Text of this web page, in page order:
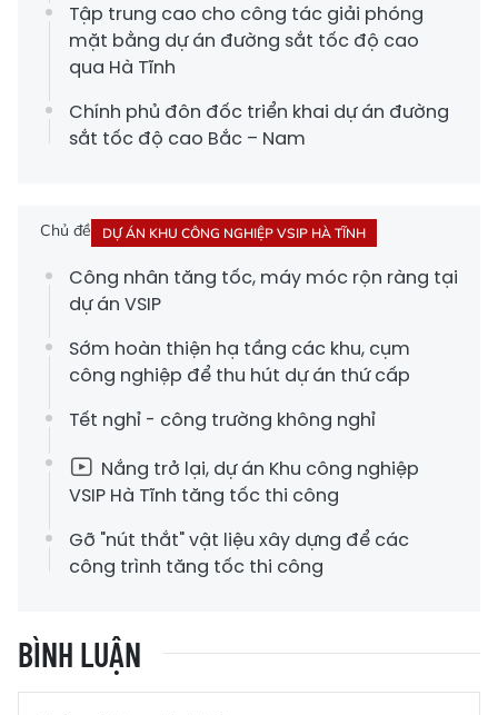
Tập trung cao cho công tác giải phóng
mặt bằng dự án đường sắt tốc độ cao
qua Hà Tĩnh
Chính phủ đôn đốc triển khai dự án đường
sắt tốc độ cao Bắc – Nam
Chủ đề DỰ ÁN KHU CÔNG NGHIỆP VSIP HÀ TĨNH
Công nhân tăng tốc, máy móc rộn ràng tại
dự án VSIP
Sớm hoàn thiện hạ tầng các khu, cụm
công nghiệp để thu hút dự án thứ cấp
Tết nghỉ - công trường không nghỉ
Nắng trở lại, dự án Khu công nghiệp
VSIP Hà Tĩnh tăng tốc thi công
Gỡ "nút thắt" vật liệu xây dựng để các
công trình tăng tốc thi công
BÌNH LUẬN